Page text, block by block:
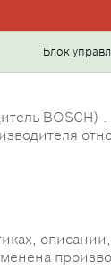
Блок
BOSCH)